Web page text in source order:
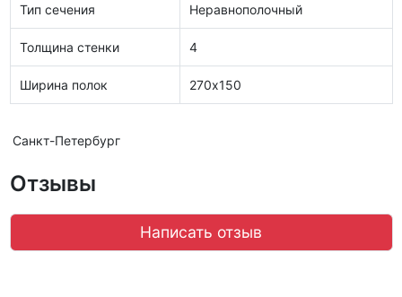
Тип сечения Неравнополочный
Толщина стенки 4
Ширина полок 270х150
Санкт-Петербург
Отзывы
Написать отзыв